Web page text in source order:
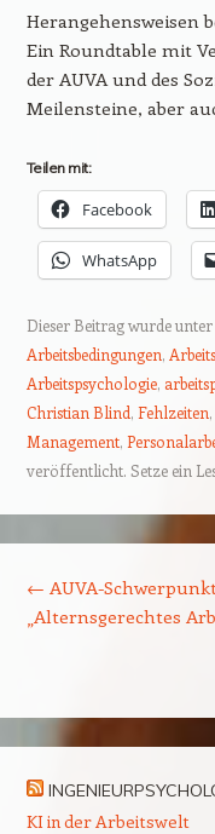
Herangehensweisen
Ein Roundtable mit
der AUVA und des
Meilensteine, aber
Teilen mit:
Facebook
WhatsApp
Dieser Beitrag wurde unter
Arbeitsbedingungen,
Arbeitspsychologie,
Christian Blind, Fehlzeiten,
Management,
veröffentlicht. Setze ein
← AUVA-
„Alternsgerechtes
KI in der Arbeitswelt